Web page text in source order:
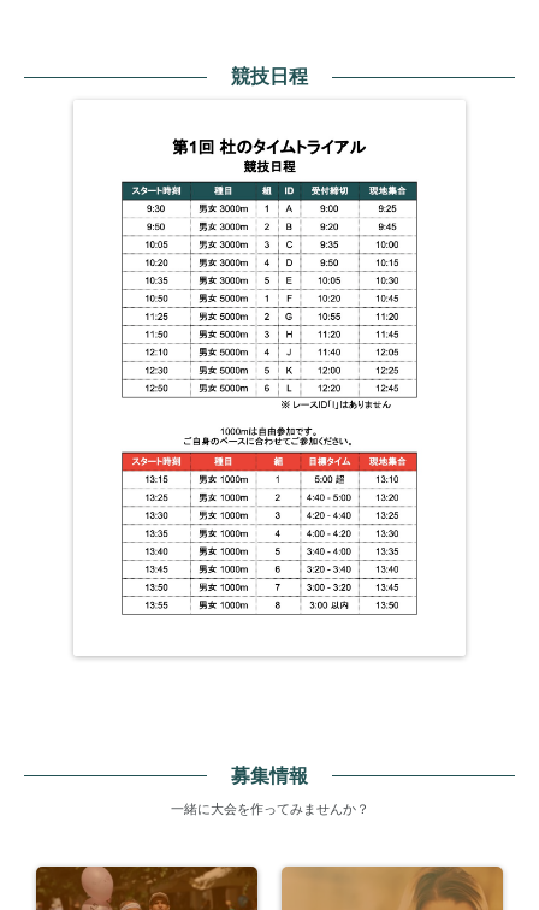
競技日程
募集情報
一緒に大会を作ってみませんか？